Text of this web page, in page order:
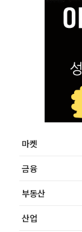
마켓
금융
부동산
산업